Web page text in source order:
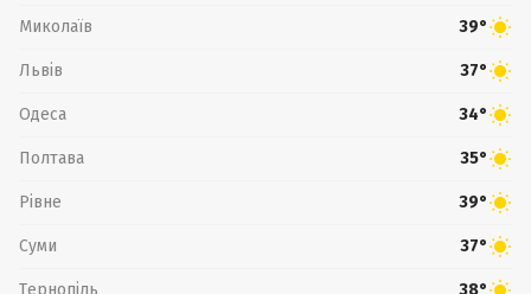
Миколаїв 39°
Львів 37°
Одеса 34°
Полтава 35°
Рівне 39°
Суми 37°
Тернопіль 38°